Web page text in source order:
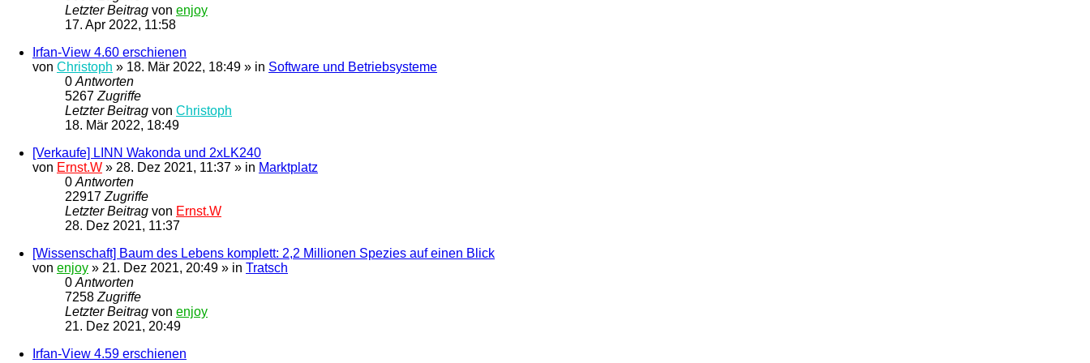
Letzter Beitrag von enjoy
17. Apr 2022, 11:58
Irfan-View 4.60 erschienen
von Christoph » 18. Mär 2022, 18:49 » in Software und Betriebsysteme
0Antworten
5267Zugriffe
Letzter Beitrag von Christoph
18. Mär 2022, 18:49
[Verkaufe] LINN Wakonda und 2xLK240
von Ernst.W » 28. Dez 2021, 11:37 » in Marktplatz
0Antworten
22917Zugriffe
Letzter Beitrag von Ernst.W
28. Dez 2021, 11:37
[Wissenschaft] Baum des Lebens komplett: 2,2 Millionen Spezies auf einen Blick
von enjoy » 21. Dez 2021, 20:49 » in Tratsch
0Antworten
7258Zugriffe
Letzter Beitrag von enjoy
21. Dez 2021, 20:49
Irfan-View 4.59 erschienen